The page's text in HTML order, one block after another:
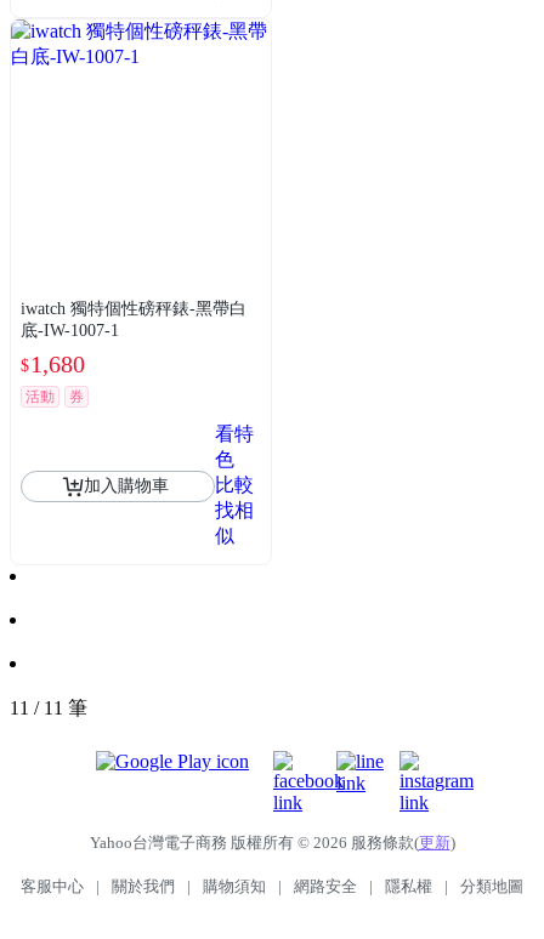
iwatch 獨特個性磅秤錶-黑帶白
底-IW-1007-1
$1,680
活動 券
加入購物車
看特
色
比較
找相
似
11 / 11 筆
Yahoo台灣電子商務 版權所有 © 2026 服務條款(更新)
客服中心 | 關於我們 | 購物須知 | 網路安全 | 隱私權 | 分類地圖